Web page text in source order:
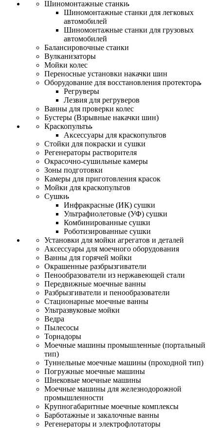
Шиномонтажные станки
Шиномонтажные станки для легковых
автомобилей
Шиномонтажные станки для грузовых
автомобилей
Балансировочные станки
Вулканизаторы
Мойки колес
Переносные установки накачки шин
Оборудование для восстановления протектора
Регруверы
Лезвия для регруверов
Ванны для проверки колес
Бустеры (Взрывные накачки шин)
Краскопульты
Аксессуары для краскопультов
Стойки для покраски и сушки
Регенераторы растворителя
Окрасочно-сушильные камеры
Зоны подготовки
Камеры для приготовления красок
Мойки для краскопультов
Сушки
Инфракрасные (ИК) сушки
Ультрафиолетовые (УФ) сушки
Комбинированные сушки
Роботизированные сушки
Установки для мойки агрегатов и деталей
Аксессуары для моечного оборудования
Ванны для горячей мойки
Окрашенные разбрызгиватели
Пенообразователи из нержавеющей стали
Передвижные моечные ванны
Разбрызгиватели и пенообразователи
Стационарные моечные ванны
Ультразвуковые мойки
Ведра
Пылесосы
Торнадоры
Моечные машины промышленные (портальный
тип)
Туннельные моечные машины (проходной тип)
Погружные моечные машины
Шнековые моечные машины
Моечные машины для железнодорожной
промышленности
Крупногабаритные моечные комплексы
Барботажные и закалочные ванны
Регенераторы и электрофлотаторы